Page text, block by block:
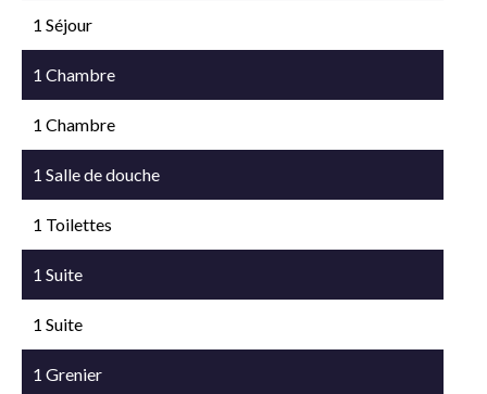
1 Séjour
1 Chambre
1 Chambre
1 Salle de douche
1 Toilettes
1 Suite
1 Suite
1 Grenier